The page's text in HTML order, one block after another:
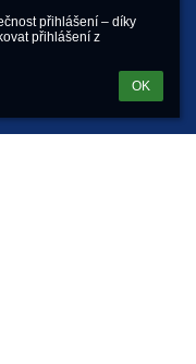
přihlášení – díky
přihlášení z
OK